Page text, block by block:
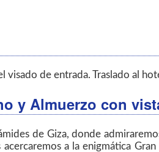
visado de entrada. Traslado al
y Almuerzo con
de Giza, donde
a la enigmática